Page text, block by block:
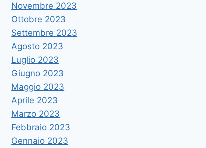
Conferenza stampa
presentazione App Bronzi di
Riace
Diastramandino
Novembre 2023
Ottobre 2023
Settembre 2023
Agosto 2023
Luglio 2023
Giugno 2023
Maggio 2023
Aprile 2023
Marzo 2023
Febbraio 2023
Gennaio 2023